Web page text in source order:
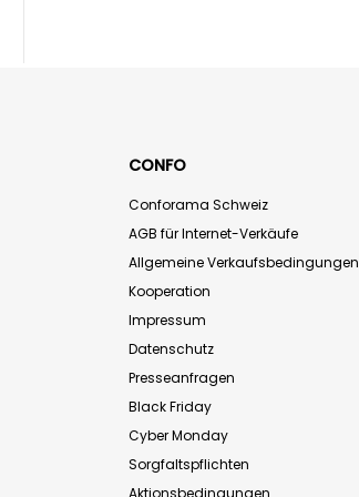
CONFO
Conforama Schweiz
AGB für Internet-Verkäufe
Allgemeine Verkaufsbedingungen
Kooperation
Impressum
Datenschutz
Presseanfragen
Black Friday
Cyber Monday
Sorgfaltspflichten